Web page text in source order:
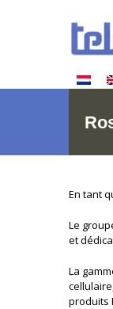
En tant
Le
et
La
produits